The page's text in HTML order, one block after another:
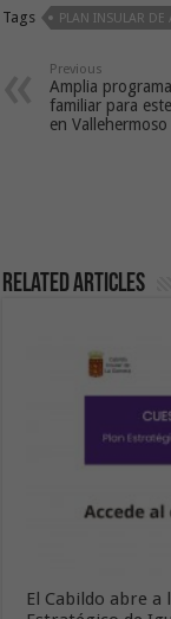
Tags PLAN INSULAR DE
Previous
Amplia
familiar para
en Vallehermoso
Related Articles
El Cabildo abre a